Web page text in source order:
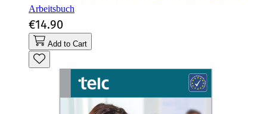
Arbeitsbuch
€14.90
Add to Cart